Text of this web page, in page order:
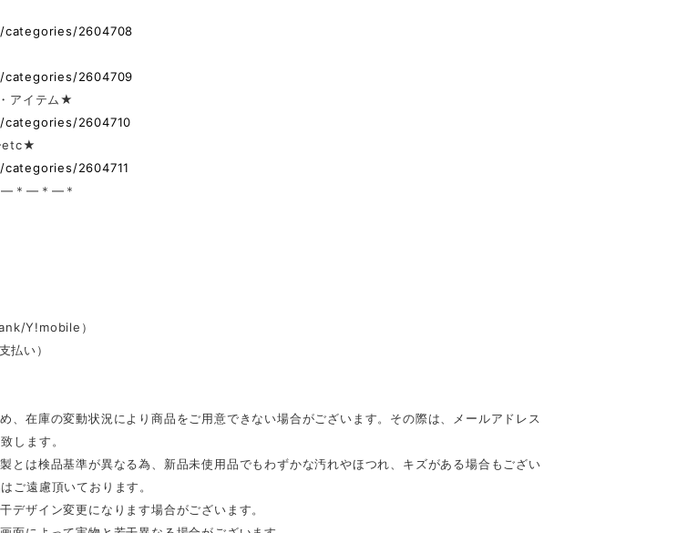
2604708
2604709
アイテム★
2604710
etc★
2604711
＊—＊—＊
Y!mobile）
払い）
、在庫の変動状況により商品をご用意できない場合がございます。その際は、メールアドレス
します。
とは検品基準が異なる為、新品未使用品でもわずかな汚れやほつれ、キズがある場合もござい
ご遠慮頂いております。
デザイン変更になります場合がございます。